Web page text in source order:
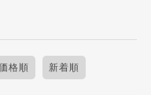
格順 新着順